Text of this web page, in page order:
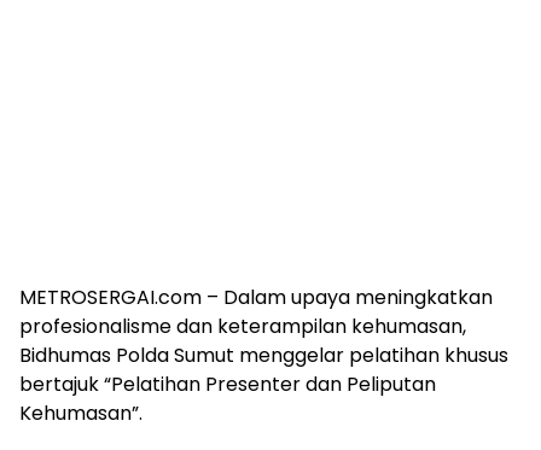
METROSERGAI.com – Dalam upaya meningkatkan
profesionalisme dan keterampilan kehumasan,
Bidhumas Polda Sumut menggelar pelatihan khusus
bertajuk “Pelatihan Presenter dan Peliputan
Kehumasan”.